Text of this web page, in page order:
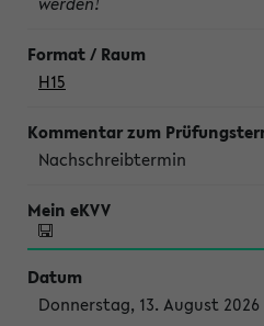
H15
Nachschreibtermin
Donnerstag, 13. August 2026